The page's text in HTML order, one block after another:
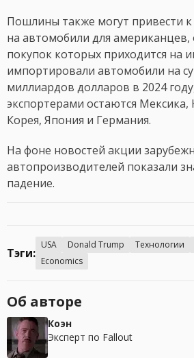
Пошлины также могут привести
на автомобили для
покупок которых приходится на
импортировали автомобили на
миллиардов долларов в 2024
экспортерами остаются
Корея, Япония и Германия.
На фоне новостей акции
автопроизводителей показали
падение.
Тэги:
USA Donald Trump Технологии
Economics
Об авторе
Коэн
Эксперт по Fallout